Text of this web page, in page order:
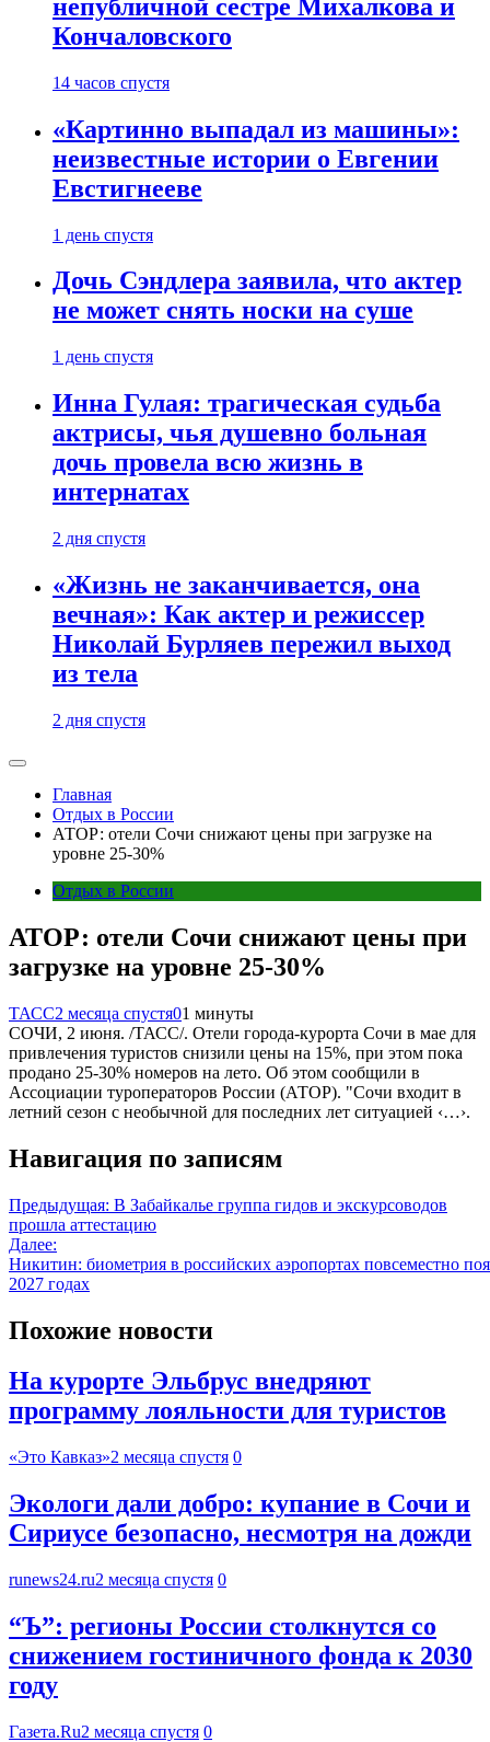
непубличной сестре Михалкова и
Кончаловского
14 часов спустя
«Картинно выпадал из машины»:
неизвестные истории о Евгении
Евстигнееве
1 день спустя
Дочь Сэндлера заявила, что актер
не может снять носки на суше
1 день спустя
Инна Гулая: трагическая судьба
актрисы, чья душевно больная
дочь провела всю жизнь в
интернатах
2 дня спустя
«Жизнь не заканчивается, она
вечная»: Как актер и режиссер
Николай Бурляев пережил выход
из тела
2 дня спустя
Главная
Отдых в России
АТОР: отели Сочи снижают цены при загрузке на
уровне 25-30%
Отдых в России
АТОР: отели Сочи снижают цены при
загрузке на уровне 25-30%
ТАСС2 месяца спустя01 минуты
СОЧИ, 2 июня. /ТАСС/. Отели города-курорта Сочи в мае для
привлечения туристов снизили цены на 15%, при этом пока
продано 25-30% номеров на лето. Об этом сообщили в
Ассоциации туроператоров России (АТОР). "Сочи входит в
летний сезон с необычной для последних лет ситуацией ‹…›.
Навигация по записям
Предыдущая: В Забайкалье группа гидов и экскурсоводов
прошла аттестацию
Далее:
Никитин: биометрия в российских аэропортах повсеместно
2027 годах
Похожие новости
На курорте Эльбрус внедряют
программу лояльности для туристов
«Это Кавказ»2 месяца спустя 0
Экологи дали добро: купание в Сочи и
Сириусе безопасно, несмотря на дожди
runews24.ru2 месяца спустя 0
“Ъ”: регионы России столкнутся со
снижением гостиничного фонда к 2030
году
Газета.Ru2 месяца спустя 0